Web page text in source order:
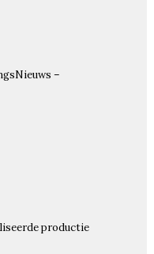
–
productie